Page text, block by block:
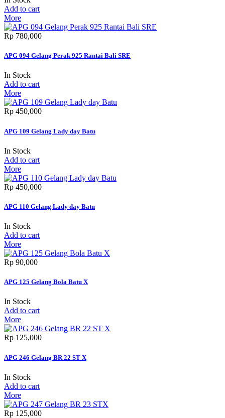
Add to cart
More
Rp‎ 780,000
APG 094 Gelang Perak 925 Rantai Bali SRE
In Stock
Add to cart
More
Rp‎ 450,000
APG 109 Gelang Lady day Batu
In Stock
Add to cart
More
Rp‎ 450,000
APG 110 Gelang Lady day Batu
In Stock
Add to cart
More
Rp‎ 90,000
APG 125 Gelang Bola Batu X
In Stock
Add to cart
More
Rp‎ 125,000
APG 246 Gelang BR 22 ST X
In Stock
Add to cart
More
Rp‎ 125,000